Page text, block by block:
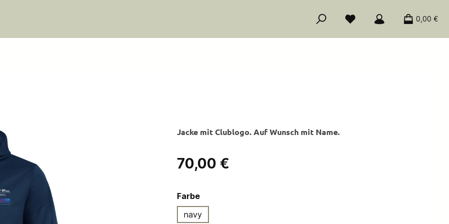
0,00 €
Jacke mit Clublogo. Auf Wunsch mit Name.
Regulärer Preis:
70,00 €
Farbeauswählen
navy